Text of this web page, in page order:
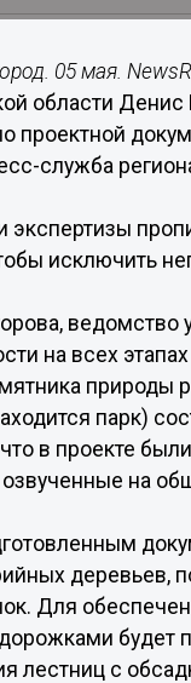
05 мая.
области Денис
проектной
служба
экспертизы
исключить
ведомство
на всех
природы
парк)
в проекте
озвученные на
деревьев,
Для
будет
лестниц с